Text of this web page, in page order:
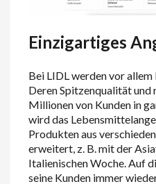
Einzigartiges
Bei LIDL werden vor
Deren Spitzenqualität
Millionen von Kunden in
wird das
Produkten aus
erweitert, z. B. mit der
Italienischen Woche. Auf
seine Kunden immer